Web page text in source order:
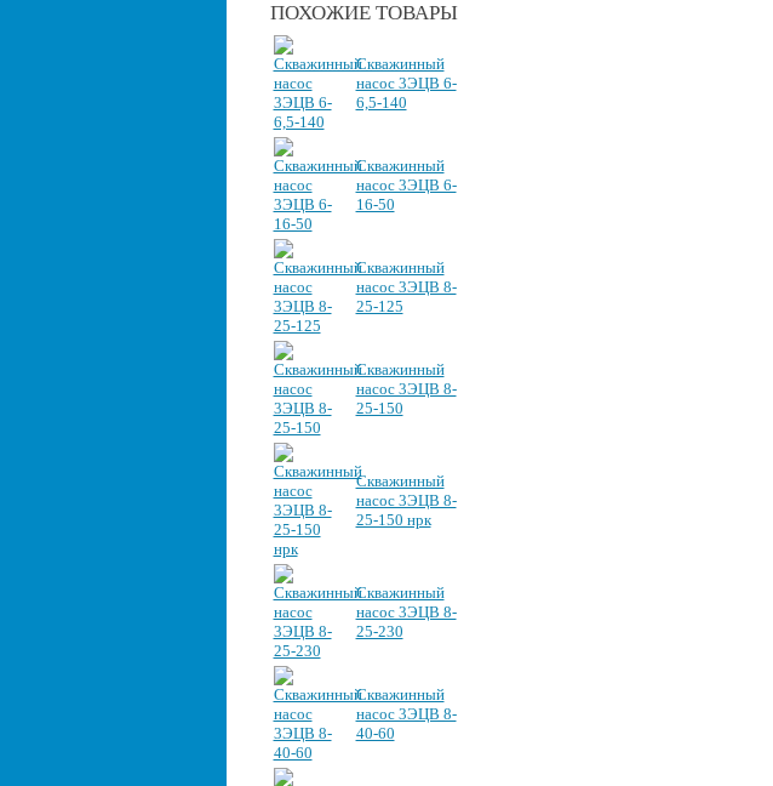
ПОХОЖИЕ ТОВАРЫ
Скважинный
насос 3ЭЦВ 6-
6,5-140
Скважинный
насос 3ЭЦВ 6-
16-50
Скважинный
насос 3ЭЦВ 8-
25-125
Скважинный
насос 3ЭЦВ 8-
25-150
Скважинный
насос 3ЭЦВ 8-
25-150 нрк
Скважинный
насос 3ЭЦВ 8-
25-230
Скважинный
насос 3ЭЦВ 8-
40-60